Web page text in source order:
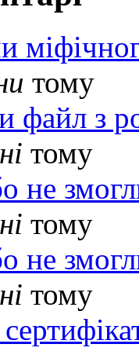
тому
файл з
тому
не
тому
не
тому